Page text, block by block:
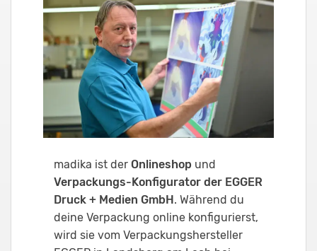
madika ist der Onlineshop und
Verpackungs-Konfigurator der EGGER
Druck + Medien GmbH. Während du
deine Verpackung online konfigurierst,
wird sie vom Verpackungshersteller